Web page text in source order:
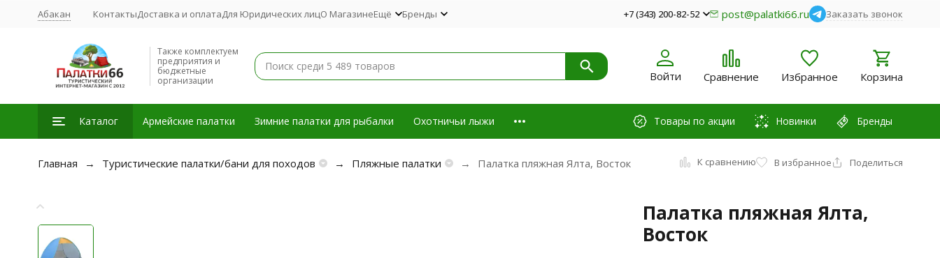
Абакан КонтактыДоставка и оплатаДля Юридических лицО МагазинеЕщё Бренды +7 (343) 200-82-52 post@palatki66.ru Заказать звонок
Также комплектуем
предприятия и
бюджетные
организации
Войти Сравнение Избранное Корзина
Каталог Армейские палатки Зимние палатки для рыбалки Охотничьи лыжи Товары по акции Новинки Бренды
Главная Туристические палатки/бани для походов Пляжные палатки Палатка пляжная Ялта, Восток К сравнению В избранное Поделиться
Палатка пляжная Ялта,
Восток